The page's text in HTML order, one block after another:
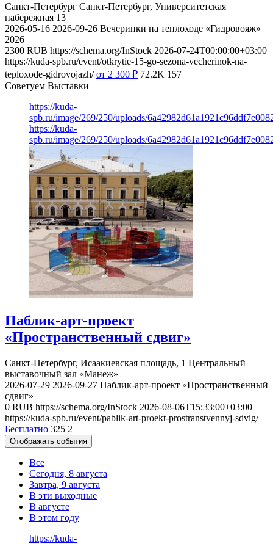
Санкт-Петербург Санкт-Петербург, Университетская
набережная 13
2026-05-16 2026-09-26 Вечеринки на теплоходе «Гидровояж»
2026
2300 RUB https://schema.org/InStock 2026-07-24T00:00:00+03:00
https://kuda-spb.ru/event/otkrytie-15-go-sezona-vecherinok-na-
teploxode-gidrovojazh/ от 2 300 ₽ 72.2K 157
Советуем Выставки
https://kuda-
spb.ru/image/269/250/uploads/
https://kuda-
spb.ru/image/269/250/uploads/
Паблик-арт-проект
«Пространственный сдвиг»
Санкт-Петербург, Исаакиевская площадь, 1 Центральный
выставочный зал «Манеж»
2026-07-29 2026-09-27 Паблик-арт-проект «Пространственный
сдвиг»
0 RUB https://schema.org/InStock 2026-08-06T15:33:00+03:00
https://kuda-spb.ru/event/pablik-art-proekt-prostranstvennyj-sdvig/
Бесплатно 325 2
Отображать события
Все
Сегодня, 8 августа
Завтра, 9 августа
В эти выходные
В августе
В этом году
https://kuda-